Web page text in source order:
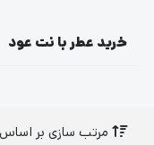
خرید عطر با نت عود
مرتب سازی بر